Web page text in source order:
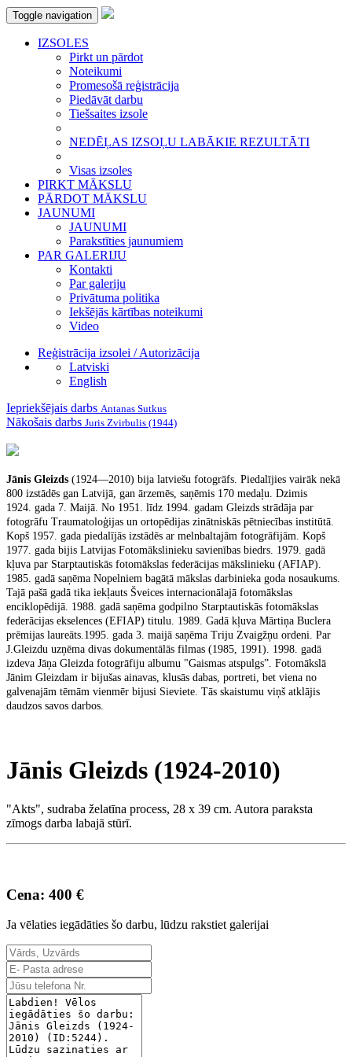
Toggle navigation
IZSOLES
Pirkt un pārdot
Noteikumi
Promesošā reģistrācija
Piedāvāt darbu
Tiešsaites izsole
NEDĒĻAS IZSOĻU LABĀKIE REZULTĀTI
Visas izsoles
PIRKT MĀKSLU
PĀRDOT MĀKSLU
JAUNUMI
JAUNUMI
Parakstīties jaunumiem
PAR GALERIJU
Kontakti
Par galeriju
Privātuma politika
Iekšējās kārtības noteikumi
Video
Reģistrācija izsolei / Autorizācija
Latviski
English
Iepriekšējais darbs Antanas Sutkus
Nākošais darbs Juris Zvirbulis (1944)
Jānis Gleizds (1924—2010) bija latviešu fotogrāfs. Piedalījies vairāk nekā
800 izstādēs gan Latvijā, gan ārzemēs, saņēmis 170 medaļu. Dzimis
1924. gada 7. Maijā. No 1951. līdz 1994. gadam Gleizds strādāja par
fotogrāfu Traumatoloģijas un ortopēdijas zinātniskās pētniecības institūtā.
Kopš 1957. gada piedalījās izstādēs ar melnbaltajām fotogrāfijām. Kopš
1977. gada bijis Latvijas Fotomākslinieku savienības biedrs. 1979. gadā
kļuva par Starptautiskās fotomākslas federācijas mākslinieku (AFIAP).
1985. gadā saņēma Nopelniem bagātā mākslas darbinieka goda nosaukums.
Tajā pašā gadā tika iekļauts Šveices internacionālajā fotomākslas
enciklopēdijā. 1988. gadā saņēma godpilno Starptautiskās fotomākslas
federācijas ekselences (EFIAP) titulu. 1989. Gadā kļuva Mārtiņa Buclera
prēmijas laureāts.1995. gada 3. maijā saņēma Triju Zvaigžņu ordeni. Par
J.Gleizdu uzņēma divas dokumentālās filmas (1985, 1991). 1998. gadā
izdeva Jāņa Gleizda fotogrāfiju albumu "Gaismas atspulgs”. Fotomākslā
Jānim Gleizdam ir bijušas ainavas, klusās dabas, portreti, bet viena no
galvenajām tēmām vienmēr bijusi Sieviete. Tās skaistumu viņš atklājis
daudzos savos darbos.
Jānis Gleizds (1924-2010)
"Akts", sudraba želatīna process, 28 x 39 cm. Autora paraksta
zīmogs darba labajā stūrī.
Cena: 400 €
Ja vēlaties iegādāties šo darbu, lūdzu rakstiet galerijai